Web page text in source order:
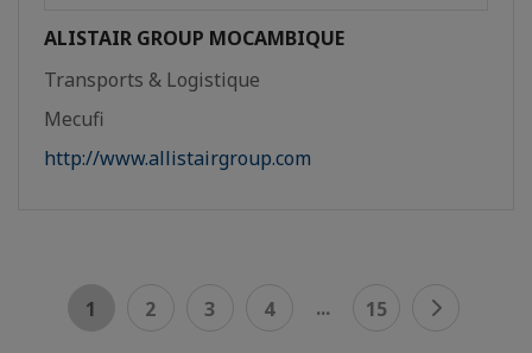
ALISTAIR GROUP MOCAMBIQUE
Transports & Logistique
Mecufi
http://www.allistairgroup.com
1 2 3 4 ... 15